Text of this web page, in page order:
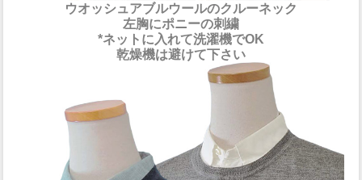
ウオッシュアブルウールのクルーネック
左胸にポニーの刺繍
*ネットに入れて洗濯機でOK
乾燥機は避けて下さい